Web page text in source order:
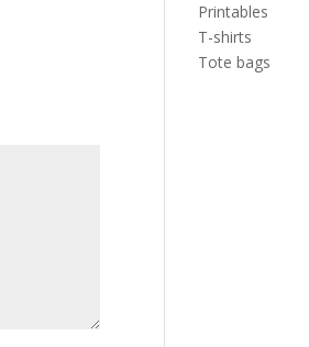
Printables
T-shirts
Tote bags